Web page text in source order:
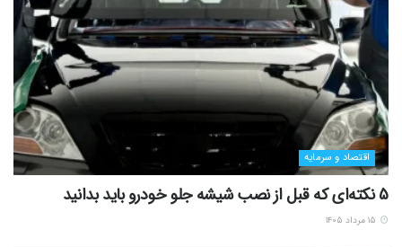
اقتصاد و سرمایه
5 نکته‌ای که قبل از نصب شیشه جلو خودرو باید بدانید